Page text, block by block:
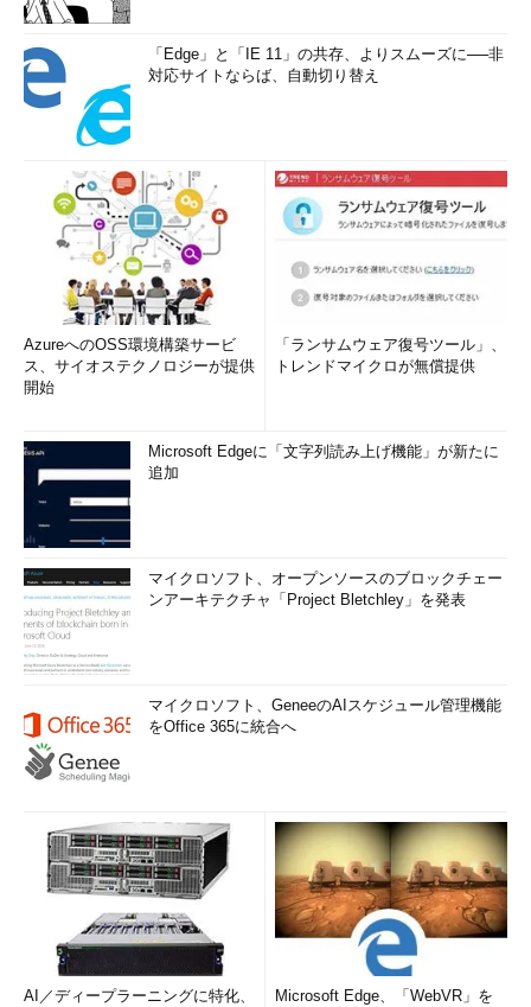
「Edge」と「IE 11」の共存、よりスムーズに──非
対応サイトならば、自動切り替え
AzureへのOSS環境構築サービ
ス、サイオステクノロジーが提供
開始
「ランサムウェア復号ツール」、
トレンドマイクロが無償提供
Microsoft Edgeに「文字列読み上げ機能」が新たに
追加
マイクロソフト、オープンソースのブロックチェー
ンアーキテクチャ「Project Bletchley」を発表
マイクロソフト、GeneeのAIスケジュール管理機能
をOffice 365に統合へ
AI／ディープラーニングに特化、
Microsoft Edge、「WebVR」を